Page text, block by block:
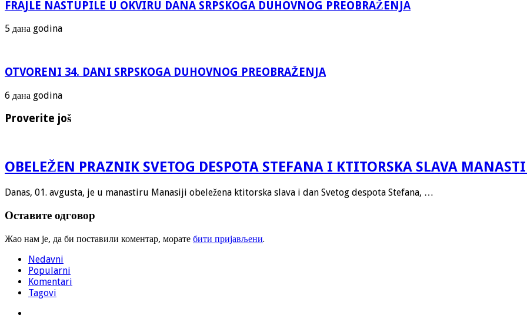
FRAJLE NASTUPILE U OKVIRU DANA SRPSKOGA DUHOVNOG PREOBRAŽENJA
5 дана godina
OTVORENI 34. DANI SRPSKOGA DUHOVNOG PREOBRAŽENJA
6 дана godina
Proverite još
OBELEŽEN PRAZNIK SVETOG DESPOTA STEFANA I KTITORSKA SLAVA
Danas, 01. avgusta, je u manastiru Manasiji obeležena ktitorska slava i dan Svetog despota Stefana, …
Оставите одговор
Жао нам је, да би поставили коментар, морате бити пријављени.
Nedavni
Popularni
Komentari
Tagovi